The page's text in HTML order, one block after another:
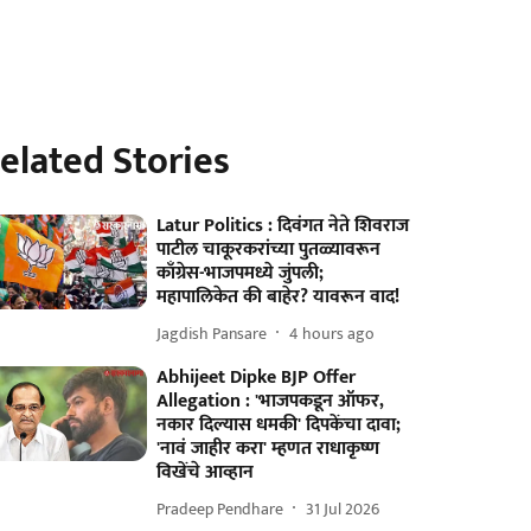
Stories
Latur Politics : दिवंगत नेते शिवराज
पाटील चाकूरकरांच्या पुतळ्यावरून
काँग्रेस-भाजपमध्ये जुंपली;
महापालिकेत की बाहेर? यावरून वाद!
Jagdish Pansare 4 hours ago
Abhijeet Dipke BJP Offer
Allegation : 'भाजपकडून ऑफर,
नकार दिल्यास धमकी' दिपकेंचा दावा;
'नावं जाहीर करा' म्हणत राधाकृष्ण
विखेंचे आव्हान
Pradeep Pendhare 31 Jul 2026